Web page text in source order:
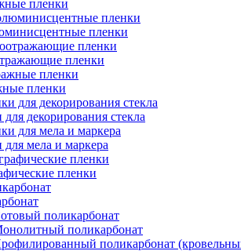
пленки
пленки
пленки
пленки
декорирования стекла
мела и маркера
пленки
поликарбонат
поликарбонат
поликарбонат